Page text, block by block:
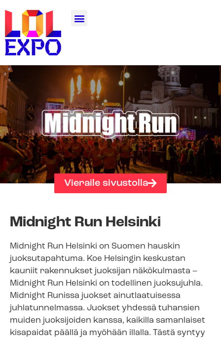
Vieraile sivustolla
Midnight Run Helsinki
Midnight Run Helsinki on Suomen hauskin
juoksutapahtuma. Koe Helsingin keskustan
kauniit rakennukset juoksijan näkökulmasta –
Midnight Run Helsinki on todellinen juoksujuhla.
Midnight Runissa juokset ainutlaatuisessa
juhlatunnelmassa. Juokset yhdessä tuhansien
muiden juoksijoiden kanssa, kaikilla samanlaiset
kisapaidat päällä ja myöhään illalla. Tästä syntyy